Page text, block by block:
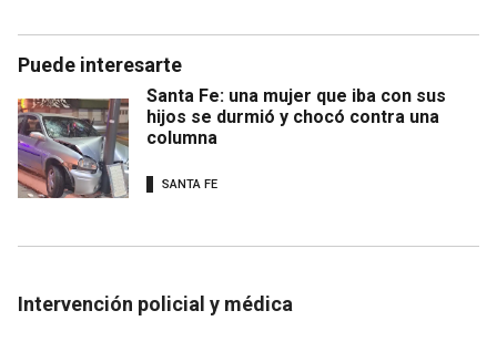
Puede interesarte
Santa Fe: una mujer que iba con sus
hijos se durmió y chocó contra una
columna
SANTA FE
Intervención policial y médica